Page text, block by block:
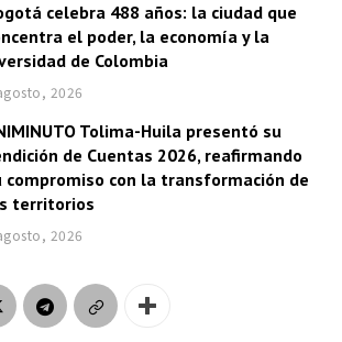
celebra 488 años: la ciudad que
el poder, la economía y la
de Colombia
2026
Tolima-Huila presentó su
de Cuentas 2026, reafirmando
compromiso con la transformación de
territorios
2026